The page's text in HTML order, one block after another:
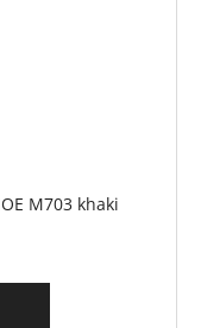
M703 khaki